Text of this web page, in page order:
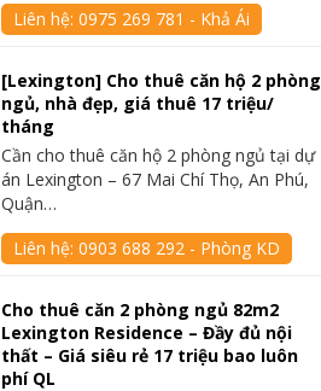
Liên hệ:0975 269 781 - Khả Ái
[Lexington] Cho thuê căn hộ 2 phòng
ngủ, nhà đẹp, giá thuê 17 triệu/
tháng
Cần cho thuê căn hộ 2 phòng ngủ tại dự
án Lexington – 67 Mai Chí Thọ, An Phú,
Quận…
Liên hệ:0903 688 292 - Phòng KD
Cho thuê căn 2 phòng ngủ 82m2
Lexington Residence – Đầy đủ nội
thất – Giá siêu rẻ 17 triệu bao luôn
phí QL